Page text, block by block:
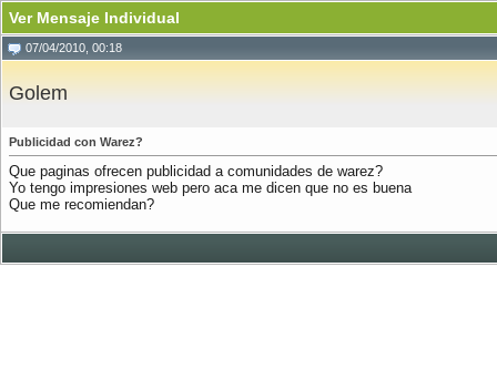
Ver Mensaje Individual
07/04/2010, 00:18
Golem
Publicidad con Warez?
Que paginas ofrecen publicidad a comunidades de warez?
Yo tengo impresiones web pero aca me dicen que no es buena
Que me recomiendan?